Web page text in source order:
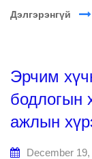
Дэлгэрэнгүй
Эрчим
бодлогын
ажлын
December 19,